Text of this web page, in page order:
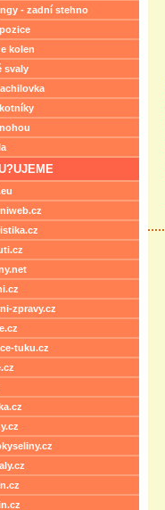
- zadní stehno
kolen
svaly
zpravy.cz
tuku.cz